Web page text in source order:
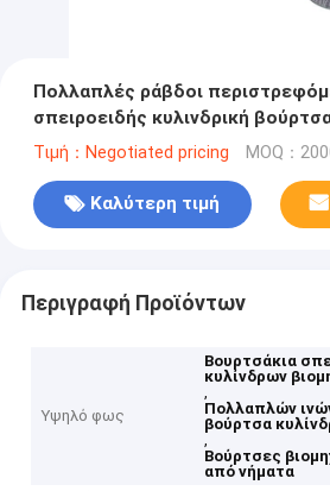
Πολλαπλές ράβδοι
σπειροειδής κυλινδρική
εργαλείο άλεσης
Τιμή：Negotiated pricing MOQ：
Καλύτερη τιμή
Περιγραφή Προϊόντων
Υψηλό φως
Βουρτσάκια
κυλίνδρων
,
Πολλαπλών
βούρτσα
,
Βούρτσες
από νήματα